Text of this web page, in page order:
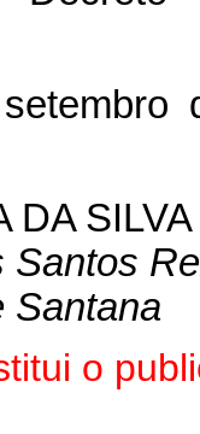
DA SILVA
Santana
o